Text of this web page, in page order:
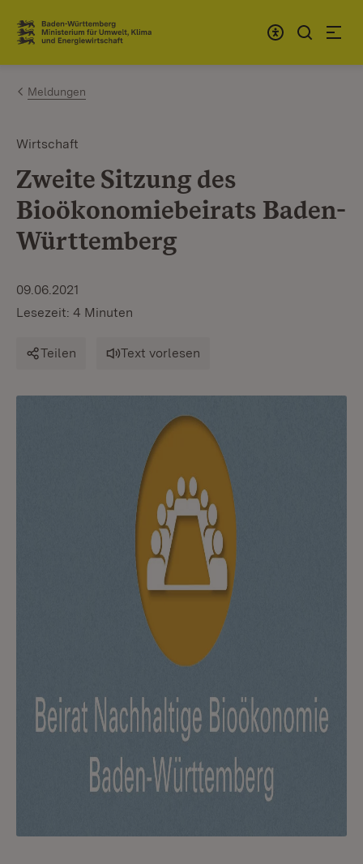
Zum Inhalt springen
Link zur Startseite
Meldungen
Wirtschaft
Zweite Sitzung des
Bioökonomiebeirats Baden-
Württemberg
09.06.2021
Lesezeit: 4 Minuten
Teilen Text vorlesen